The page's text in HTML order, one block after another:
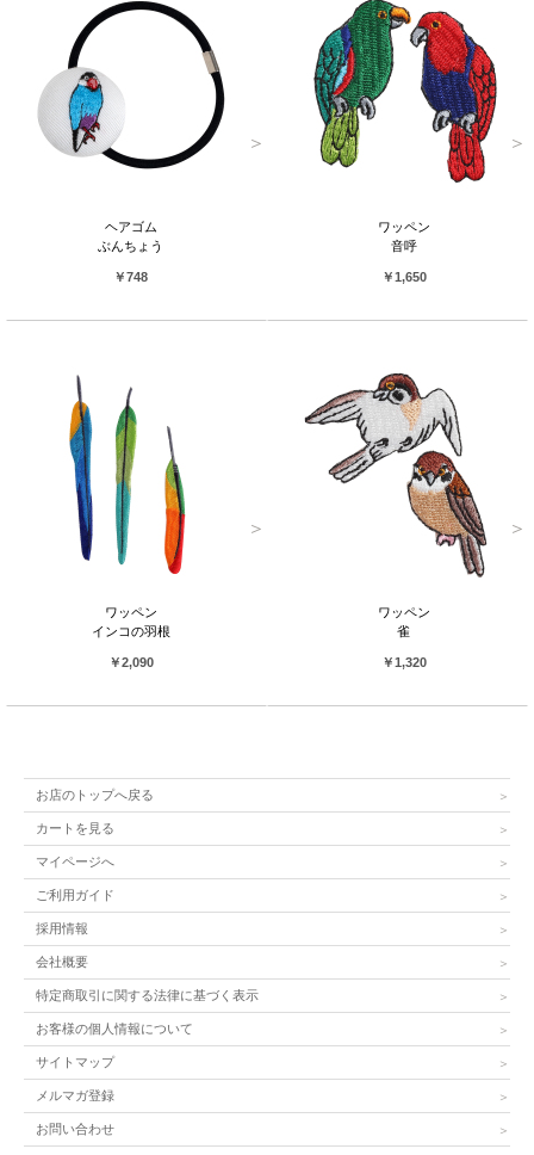
ヘアゴム
ぶんちょう
￥748
ワッペン
音呼
￥1,650
ワッペン
インコの羽根
￥2,090
ワッペン
雀
￥1,320
お店のトップへ戻る
カートを見る
マイページへ
ご利用ガイド
採用情報
会社概要
特定商取引に関する法律に基づく表示
お客様の個人情報について
サイトマップ
メルマガ登録
お問い合わせ